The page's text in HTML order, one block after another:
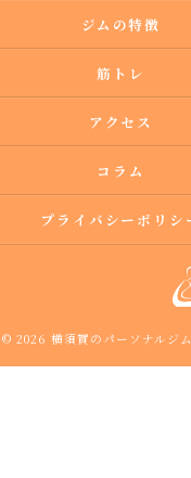
ジムの特徴
筋トレ
アクセス
コラム
プライバシーポリシ
© 2026 横須賀のパーソナルジ